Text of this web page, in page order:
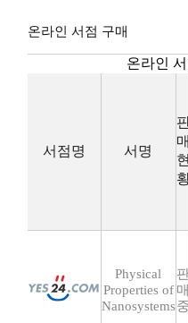
온라인 서점 구매
온라인
서점명 서명
매
현
Physical
Properties of
Nanosystems
매
중